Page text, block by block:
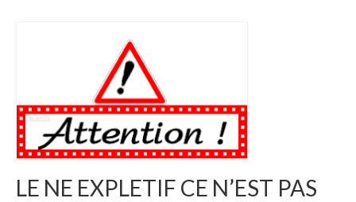
LE NE EXPLETIF CE N’EST PAS